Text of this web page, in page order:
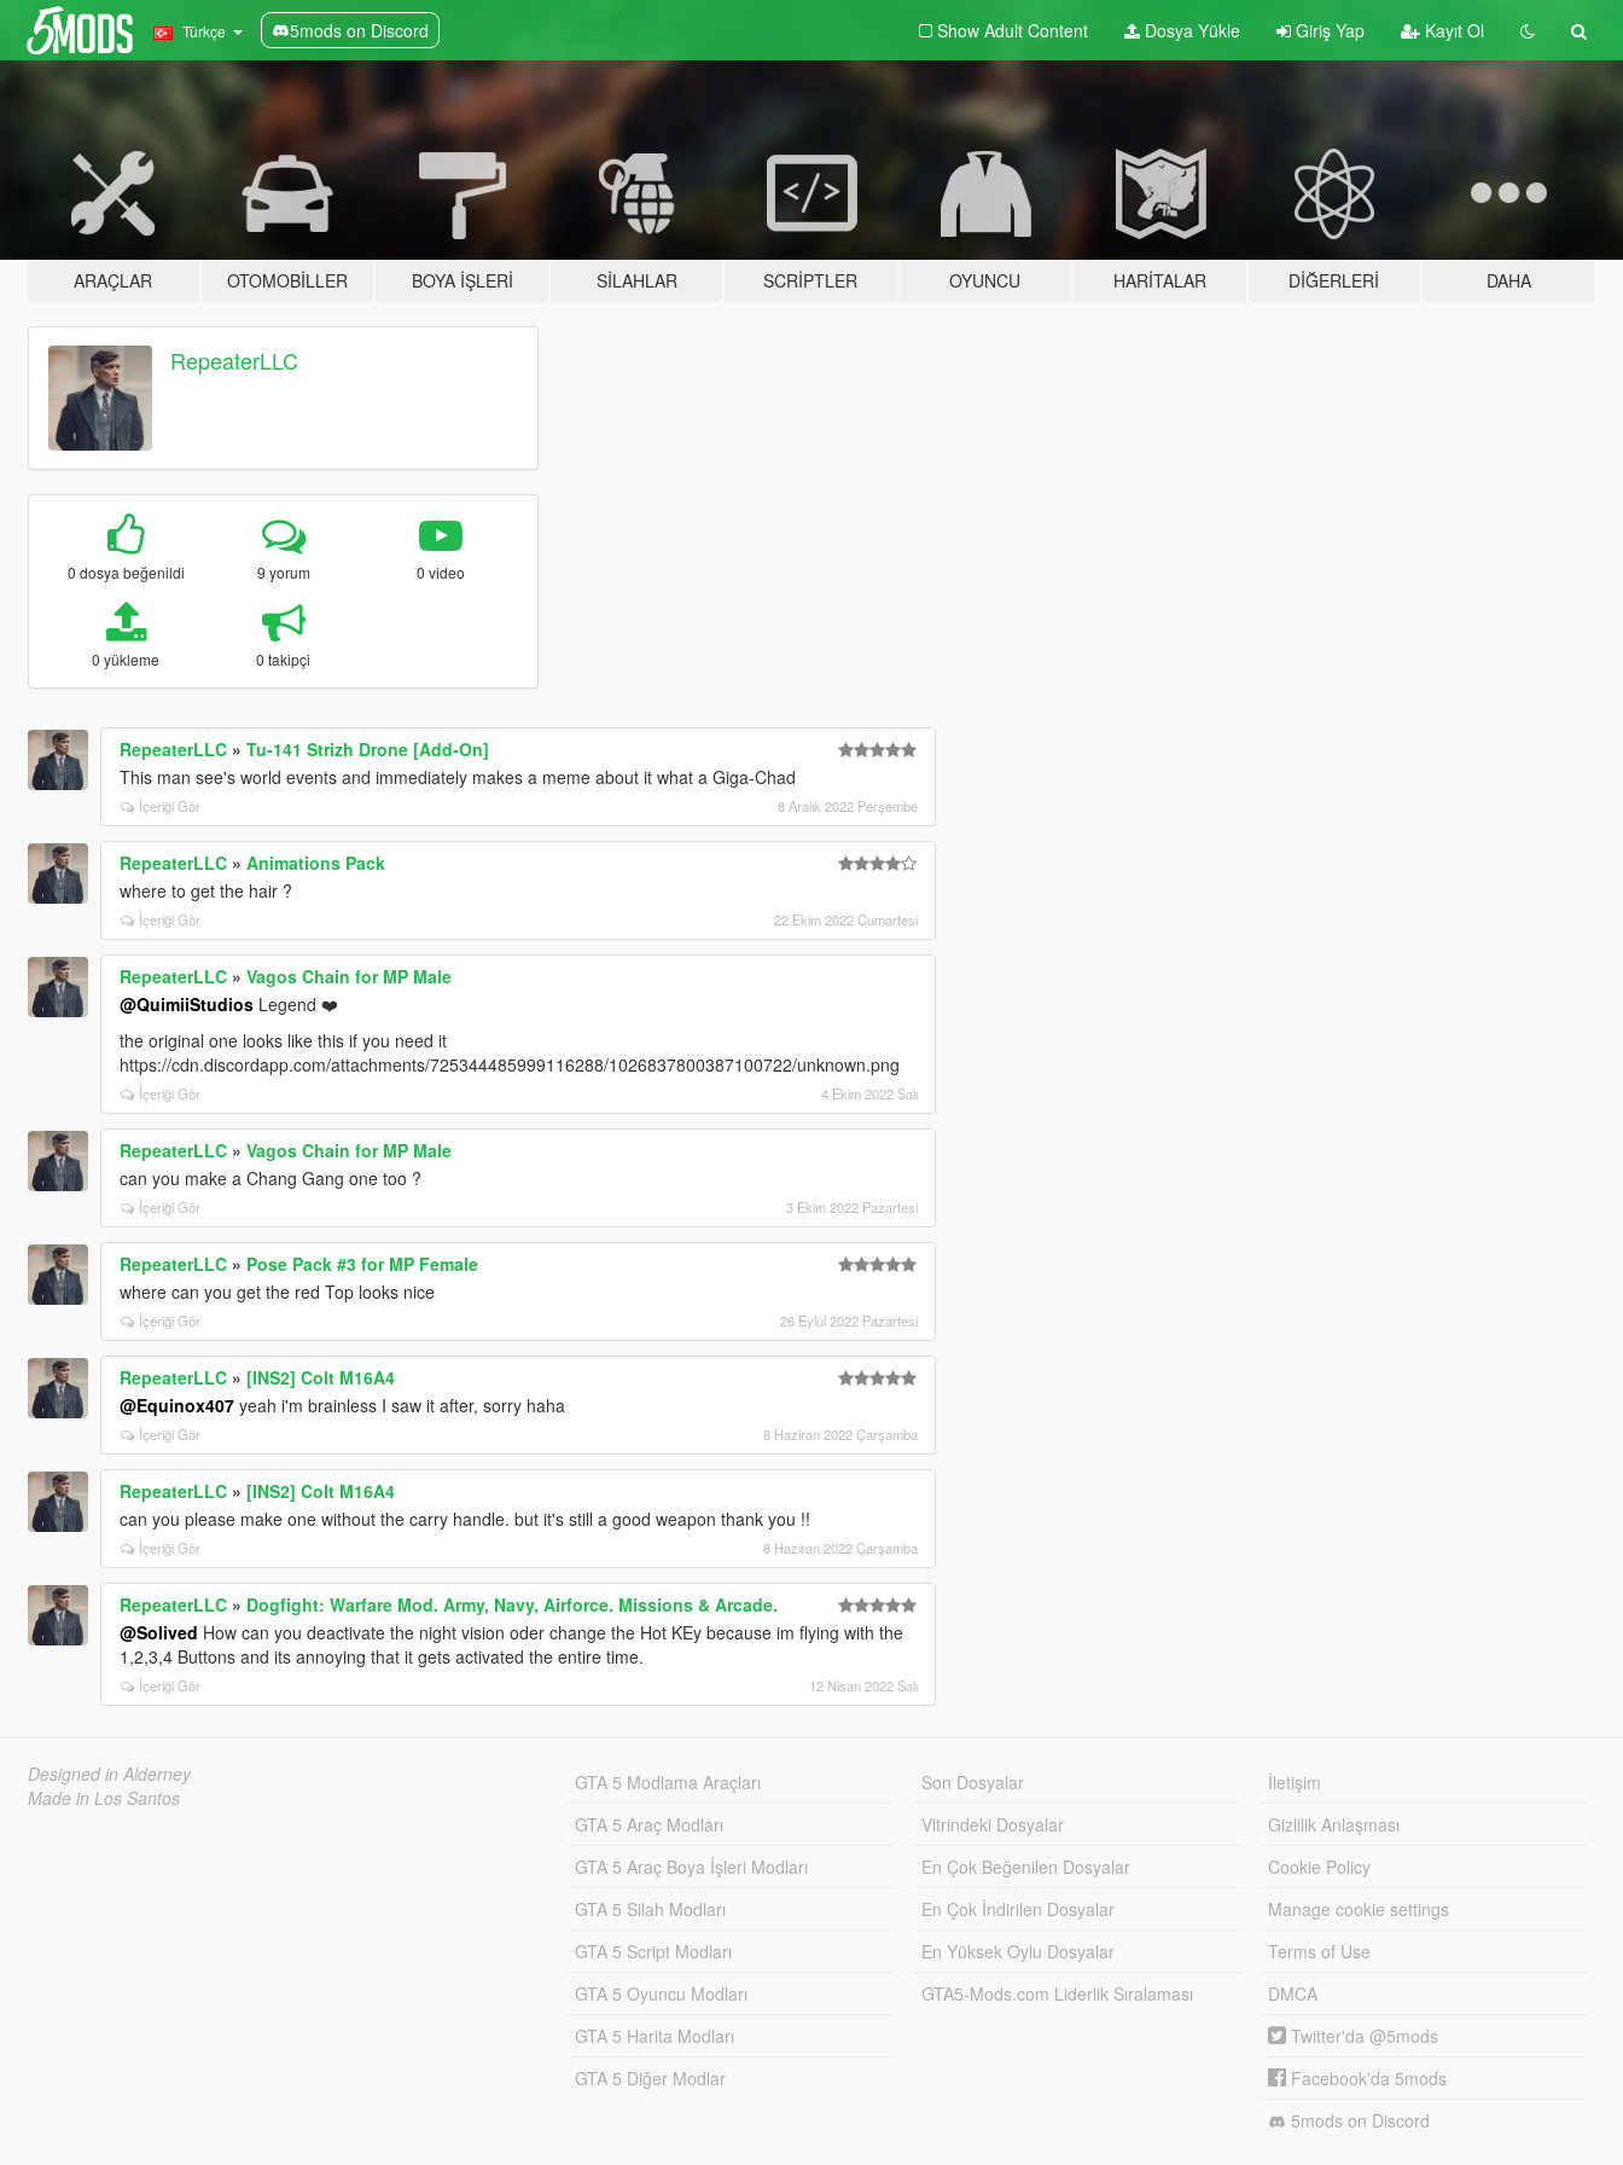
Türkçe 5mods on Discord Show Adult Content Dosya Yükle Giriş Yap Kayıt Ol
ARAÇLAR OTOMOBILLER BOYA İŞLERI SILAHLAR SCRIPTLER OYUNCU HARITALAR DIĞERLERI DAHA
RepeaterLLC
0 dosya beğenildi 9 yorum 0 video
0 yükleme 0 takipçi
RepeaterLLC» Tu-141 Strizh Drone [Add-On]
This man see's world events and immediately makes a meme about it what a Giga-Chad
İçeriği Gör 8 Aralık 2022 Perşembe
RepeaterLLC» Animations Pack
where to get the hair ?
İçeriği Gör 22 Ekim 2022 Cumartesi
RepeaterLLC» Vagos Chain for MP Male
@QuimiiStudiosLegend ❤️
the original one looks like this if you need it
https://cdn.discordapp.com/attachments/725344485999116288/1026837800387100722/unknown.png
İçeriği Gör 4 Ekim 2022 Salı
RepeaterLLC» Vagos Chain for MP Male
can you make a Chang Gang one too ?
İçeriği Gör 3 Ekim 2022 Pazartesi
RepeaterLLC» Pose Pack #3 for MP Female
where can you get the red Top looks nice
İçeriği Gör 26 Eylül 2022 Pazartesi
RepeaterLLC» [INS2] Colt M16A4
@Equinox407yeah i'm brainless I saw it after, sorry haha
İçeriği Gör 8 Haziran 2022 Çarşamba
RepeaterLLC» [INS2] Colt M16A4
can you please make one without the carry handle. but it's still a good weapon thank you !!
İçeriği Gör 8 Haziran 2022 Çarşamba
RepeaterLLC» Dogfight: Warfare Mod. Army, Navy, Airforce. Missions & Arcade.
@Solived How can you deactivate the night vision oder change the Hot KEy because im flying with the
1,2,3,4 Buttons and its annoying that it gets activated the entire time.
İçeriği Gör 12 Nisan 2022 Salı
Designed in Alderney
Made in Los Santos
GTA 5 Modlama Araçları
GTA 5 Araç Modları
GTA 5 Araç Boya İşleri Modları
GTA 5 Silah Modları
GTA 5 Script Modları
GTA 5 Oyuncu Modları
GTA 5 Harita Modları
GTA 5 Diğer Modlar
Son Dosyalar
Vitrindeki Dosyalar
En Çok Beğenilen Dosyalar
En Çok İndirilen Dosyalar
En Yüksek Oylu Dosyalar
GTA5-Mods.com Liderlik Sıralaması
İletişim
Gizlilik Anlaşması
Cookie Policy
Manage cookie settings
Terms of Use
DMCA
Twitter'da @5mods
Facebook'da 5mods
5mods on Discord